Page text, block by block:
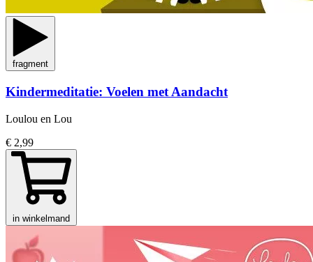
fragment
Kindermeditatie: Voelen met Aandacht
Loulou en Lou
€ 2,99
in winkelmand